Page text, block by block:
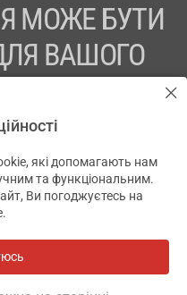
МОЖЕ БУТИ
ВАШОГО
ПРОКОНСУЛЬТУЙТЕСЬ
ЄДРПОУ 43631965.
система АПТЕКА911.ЮА
які допомагають нам
та функціональним.
Ви погоджуєтесь на
✕